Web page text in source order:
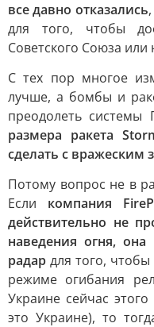
все давно отказались
для того, чтобы
Советского Союза
С тех пор многое
лучше, а бомбы и
преодолеть системы
размера ракета
сделать с вражеским
Потому вопрос не в
Если компания
действительно не
наведения огня,
радар для того,
режиме огибания
Украине сейчас
это Украине), то